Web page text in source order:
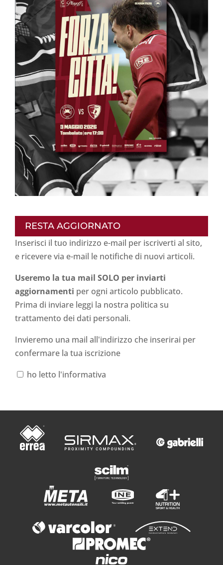
RESTA AGGIORNATO
Inserisci il tuo indirizzo e-mail per iscriverti al sito,
e ricevere via e-mail le notifiche di nuovi articoli.
Useremo la tua mail SOLO per inviarti
aggiornamenti per ogni articolo pubblicato.
Prima di inviare leggi la nostra politica su
trattamento dei dati personali.
Invieremo una mail all'indirizzo che inserirai per
confermare la tua iscrizione
ho letto l'informativa